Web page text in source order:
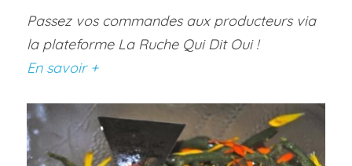
Passez vos commandes aux producteurs via
la plateforme La Ruche Qui Dit Oui !
En savoir +